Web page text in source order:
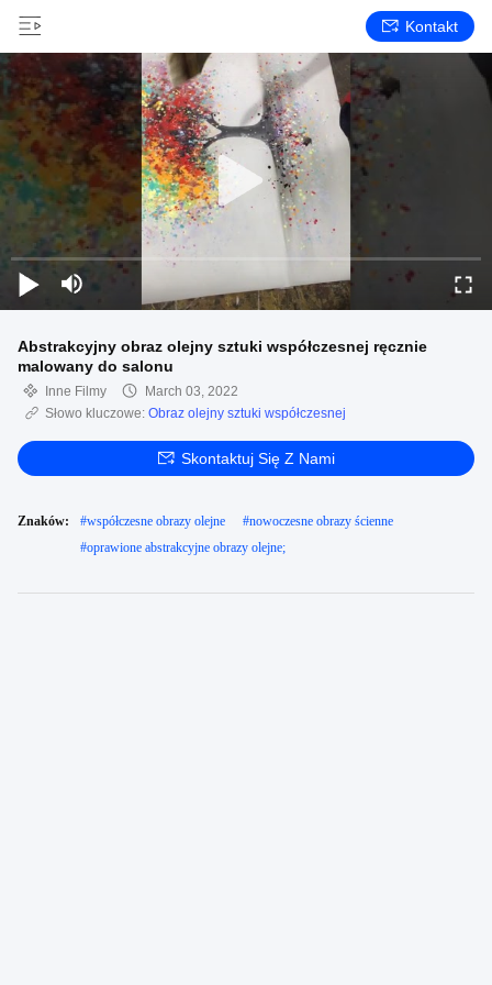
Kontakt
Abstrakcyjny obraz olejny sztuki współczesnej ręcznie
malowany do salonu
Inne Filmy
March 03, 2022
Słowo kluczowe: Obraz olejny sztuki współczesnej
Skontaktuj Się Z Nami
Znaków: #współczesne obrazy olejne #nowoczesne obrazy ścienne
#oprawione abstrakcyjne obrazy olejne;